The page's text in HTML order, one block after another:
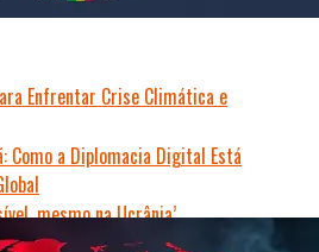
Enfrentar Crise Climática e
mesmo na Ucrânia’
Como a Diplomacia Digital Está